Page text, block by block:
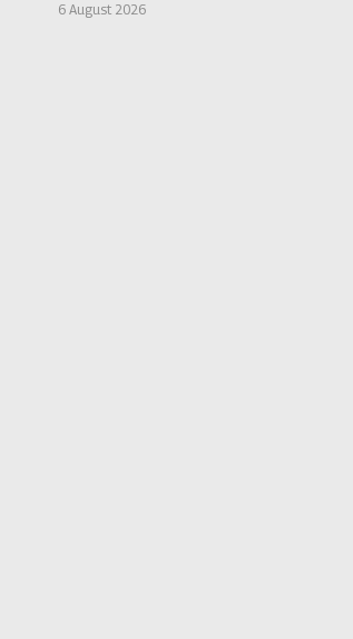
6 August 2026